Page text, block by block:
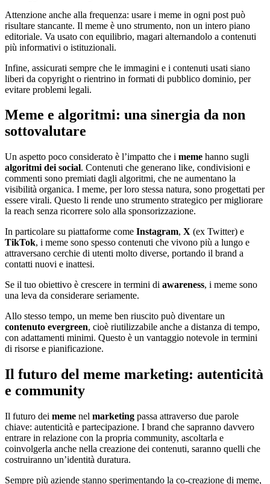
Attenzione anche alla frequenza: usare i meme in ogni post può
risultare stancante. Il meme è uno strumento, non un intero piano
editoriale. Va usato con equilibrio, magari alternandolo a contenuti
più informativi o istituzionali.
Infine, assicurati sempre che le immagini e i contenuti usati siano
liberi da copyright o rientrino in formati di pubblico dominio, per
evitare problemi legali.
Meme e algoritmi: una sinergia da non
sottovalutare
Un aspetto poco considerato è l’impatto che i meme hanno sugli
algoritmi dei social. Contenuti che generano like, condivisioni e
commenti sono premiati dagli algoritmi, che ne aumentano la
visibilità organica. I meme, per loro stessa natura, sono progettati per
essere virali. Questo li rende uno strumento strategico per migliorare
la reach senza ricorrere solo alla sponsorizzazione.
In particolare su piattaforme come Instagram, X (ex Twitter) e
TikTok, i meme sono spesso contenuti che vivono più a lungo e
attraversano cerchie di utenti molto diverse, portando il brand a
contatti nuovi e inattesi.
Se il tuo obiettivo è crescere in termini di awareness, i meme sono
una leva da considerare seriamente.
Allo stesso tempo, un meme ben riuscito può diventare un
contenuto evergreen, cioè riutilizzabile anche a distanza di tempo,
con adattamenti minimi. Questo è un vantaggio notevole in termini
di risorse e pianificazione.
Il futuro del meme marketing: autenticità
e community
Il futuro dei meme nel marketing passa attraverso due parole
chiave: autenticità e partecipazione. I brand che sapranno davvero
entrare in relazione con la propria community, ascoltarla e
coinvolgerla anche nella creazione dei contenuti, saranno quelli che
costruiranno un’identità duratura.
Sempre più aziende stanno sperimentando la co-creazione di meme,